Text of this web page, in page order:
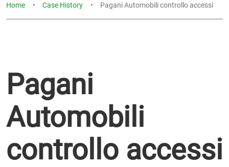
Home Case History Pagani Automobili controllo accessi
Pagani
Automobili
controllo accessi